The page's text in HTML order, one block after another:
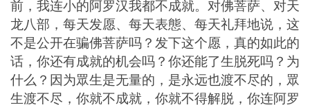
前，我连小的阿罗汉我都不成就。对佛菩萨、对天
龙八部，每天发愿、每天表態、每天礼拜地说，这
不是公开在骗佛菩萨吗？发下这个愿，真的如此的
话，你还有成就的机会吗？你还能了生脱死吗？为
什么？因为眾生是无量的，是永远也渡不尽的，眾
生渡不尽，你就不成就，你就不得解脱，你连阿罗